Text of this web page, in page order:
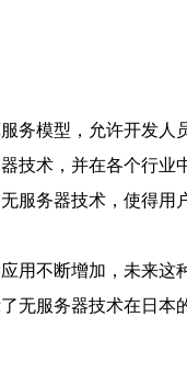
务模型，允许开发人
技术，并在各个行业
服务器技术，使得
用不断增加，未来这
无服务器技术在日